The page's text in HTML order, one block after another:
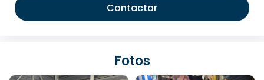
Contactar
Fotos